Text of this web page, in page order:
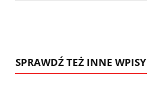
SPRAWDŹ TEŻ INNE WPISY